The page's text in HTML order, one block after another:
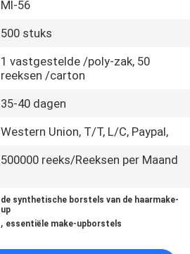
Ml-56
500 stuks
1 vastgestelde /poly-zak, 50
reeksen /carton
35-40 dagen
Western Union, T/T, L/C, Paypal,
500000 reeks/Reeksen per Maand
de synthetische borstels van de haarmake-
up
, essentiële make-upborstels